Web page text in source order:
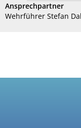
Ansprechpartner
Wehrführer Stefan